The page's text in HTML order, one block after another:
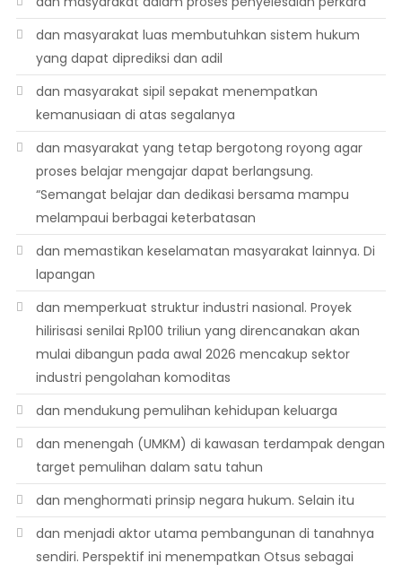
dan masyarakat luas membutuhkan sistem hukum
yang dapat diprediksi dan adil
dan masyarakat sipil sepakat menempatkan
kemanusiaan di atas segalanya
dan masyarakat yang tetap bergotong royong agar
proses belajar mengajar dapat berlangsung.
“Semangat belajar dan dedikasi bersama mampu
melampaui berbagai keterbatasan
dan memastikan keselamatan masyarakat lainnya. Di
lapangan
dan memperkuat struktur industri nasional. Proyek
hilirisasi senilai Rp100 triliun yang direncanakan akan
mulai dibangun pada awal 2026 mencakup sektor
industri pengolahan komoditas
dan mendukung pemulihan kehidupan keluarga
dan menengah (UMKM) di kawasan terdampak dengan
target pemulihan dalam satu tahun
dan menghormati prinsip negara hukum. Selain itu
dan menjadi aktor utama pembangunan di tanahnya
sendiri. Perspektif ini menempatkan Otsus sebagai